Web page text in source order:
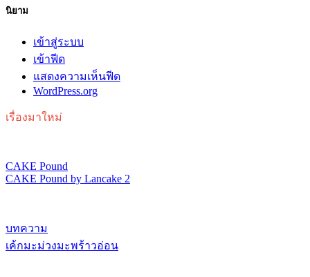
นิยาม
เข้าสู่ระบบ
เข้าฟีด
แสดงความเห็นฟีด
WordPress.org
เรื่องมาใหม่
CAKE Pound
CAKE Pound by Lancake 2
บทความ
เค้กมะม่วงมะพร้าวอ่อน